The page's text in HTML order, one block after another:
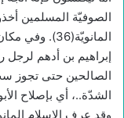
الصوفيّة المسلمين
إبراهيم بن أدهم لرجل
الصالحين حتى تجوز
الشدّة..، أي بإصلاح
وقد عرف الإسلام